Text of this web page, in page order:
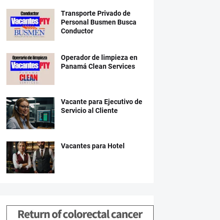
Transporte Privado de
Personal Busmen Busca
Conductor
Operador de limpieza en
Panamá Clean Services
Vacante para Ejecutivo de
Servicio al Cliente
Vacantes para Hotel